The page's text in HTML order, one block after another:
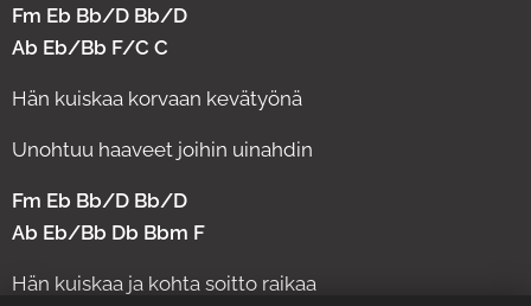
Fm Eb Bb/D Bb/D
Ab Eb/Bb F/C C
Hän kuiskaa korvaan kevätyönä
Unohtuu haaveet joihin uinahdin
Fm Eb Bb/D Bb/D
Ab Eb/Bb Db Bbm F
Hän kuiskaa ja kohta soitto raikaa